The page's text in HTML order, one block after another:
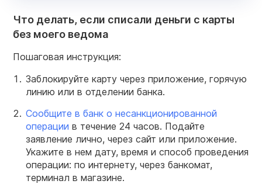
Что делать, если списали деньги с карты
без моего ведома
Пошаговая инструкция:
Заблокируйте карту через приложение, горячую
линию или в отделении банка.
Сообщите в банк о несанкционированной
операции в течение 24 часов. Подайте
заявление лично, через сайт или приложение.
Укажите в нем дату, время и способ проведения
операции: по интернету, через банкомат,
терминал в магазине.